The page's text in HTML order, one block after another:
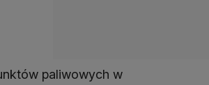
paliwowych w